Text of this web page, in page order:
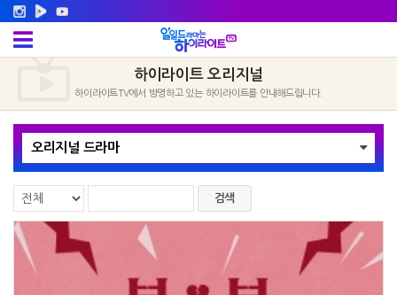
하이라이트 오리지널
하이라이트TV에서 방영하고 있는 하이라이트를 안내해드립니다.
오리지널 드라마
검색